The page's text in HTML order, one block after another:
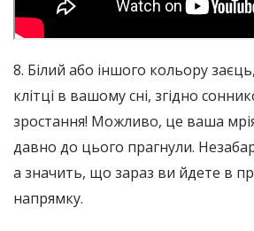
8. Білий або іншого кольору
клітці в вашому сні, згідно
зростання! Можливо, це ваша
давно до цього прагнули.
а значить, що зараз ви йдете в
напрямку.